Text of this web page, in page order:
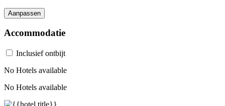
Aanpassen
Accommodatie
Inclusief ontbijt
No Hotels available
No Hotels available